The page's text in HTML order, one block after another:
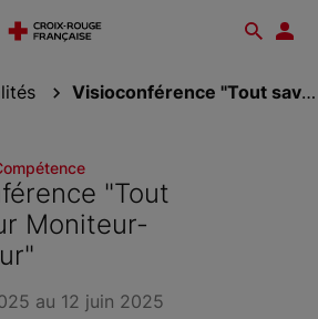
Visioconférence "Tout savoir sur...
"Tout
Moniteur-
au 12 juin 2025